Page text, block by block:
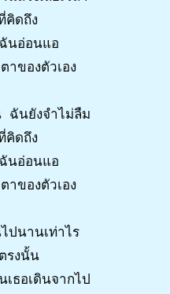
คิดถึง
นอ่อนแอ
าของตัวเอง
ฉันยังจำไม่ลืม
คิดถึง
นอ่อนแอ
าของตัวเอง
ปนานเท่าไร
รงนั้น
ธอเดินจากไป